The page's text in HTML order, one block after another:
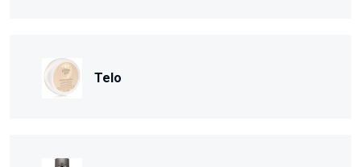
Telo